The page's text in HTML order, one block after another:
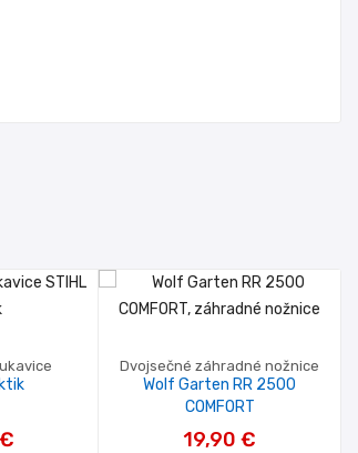
Dvojsečné záhradné nožnice
Wolf Garten RR 2500
COMFORT
19,90 €